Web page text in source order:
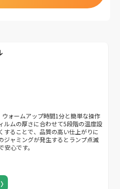
ォームアップ時間1分と簡単な操作
ルムの厚さに合わせて5段階の温度設
することで、品質の高い仕上がりに
ジャミングが発生するとランプ点滅
心です。